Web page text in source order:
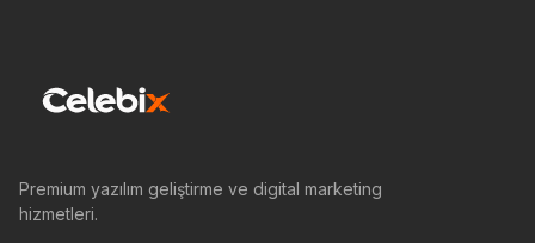
Premium yazılım geliştirme ve digital marketing
hizmetleri.